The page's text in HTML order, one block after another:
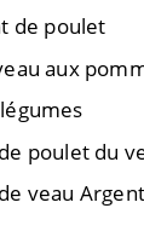
de poulet
aux
poulet du
veau